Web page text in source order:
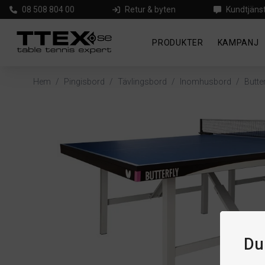
08 508 804 00 Retur & byten
PRODUKTER KAMPANJ
Hem / Pingisbord / Tävlingsbord / Inomhusbord /